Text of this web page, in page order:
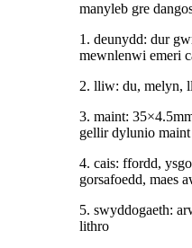
manyleb gre
1. deunydd: dur
mewnlenwi emeri
2. lliw: du, melyn,
3. maint:
gellir dylunio maint
4. cais: ffordd,
gorsafoedd, maes
5. swyddogaeth:
lithro